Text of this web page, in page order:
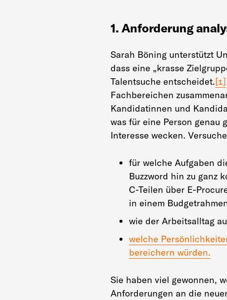
1. Anforderung
Sarah Böning unterstützt
dass eine „krasse
Talentsuche entscheidet.[1]
Fachbereichen
Kandidatinnen und
was für eine Person genau
Interesse wecken.
für welche Aufgaben
Buzzword hin zu ganz
C-Teilen über E-
in einem
wie der Arbeitsalltag
welche
bereichern würden.
Sie haben viel gewonnen,
Anforderungen an die